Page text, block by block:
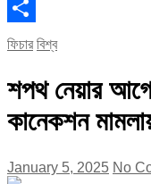
Facebook
Share
ফিচার বিশ্ব
শপথ নেয়ার
কানেকশন
January 5, 2025 No